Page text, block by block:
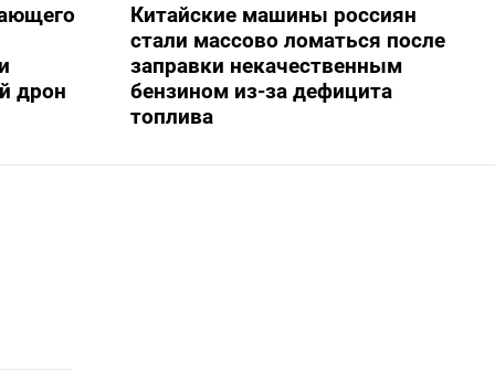
дрон
Китайские машины россиян
стали массово ломаться после
заправки некачественным
бензином из-за дефицита
топлива